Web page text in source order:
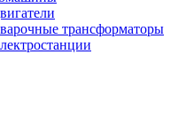
трансформаторы